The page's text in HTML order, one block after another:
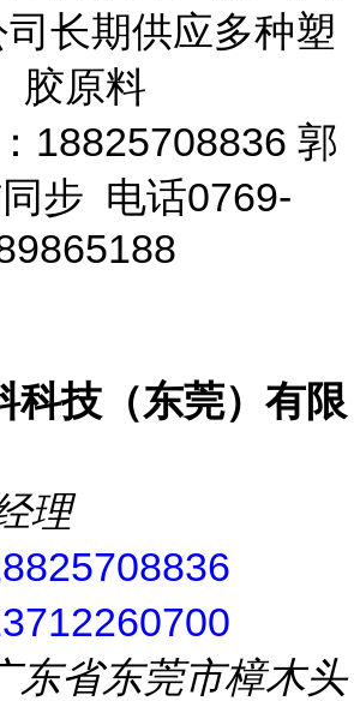
长期供应多种塑
胶原料
18825708836 郭
步 电话0769-
科技（东莞）有限
理
东省东莞市樟木头